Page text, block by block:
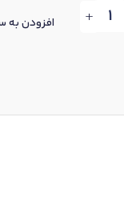
+ افزودن به